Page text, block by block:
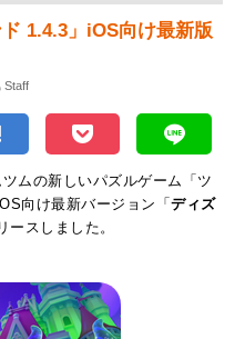
1.4.3」iOS向け最新版
Staff
ムの新しいパズルゲーム「ツ
向け最新バージョン「ディズ
ースしました。